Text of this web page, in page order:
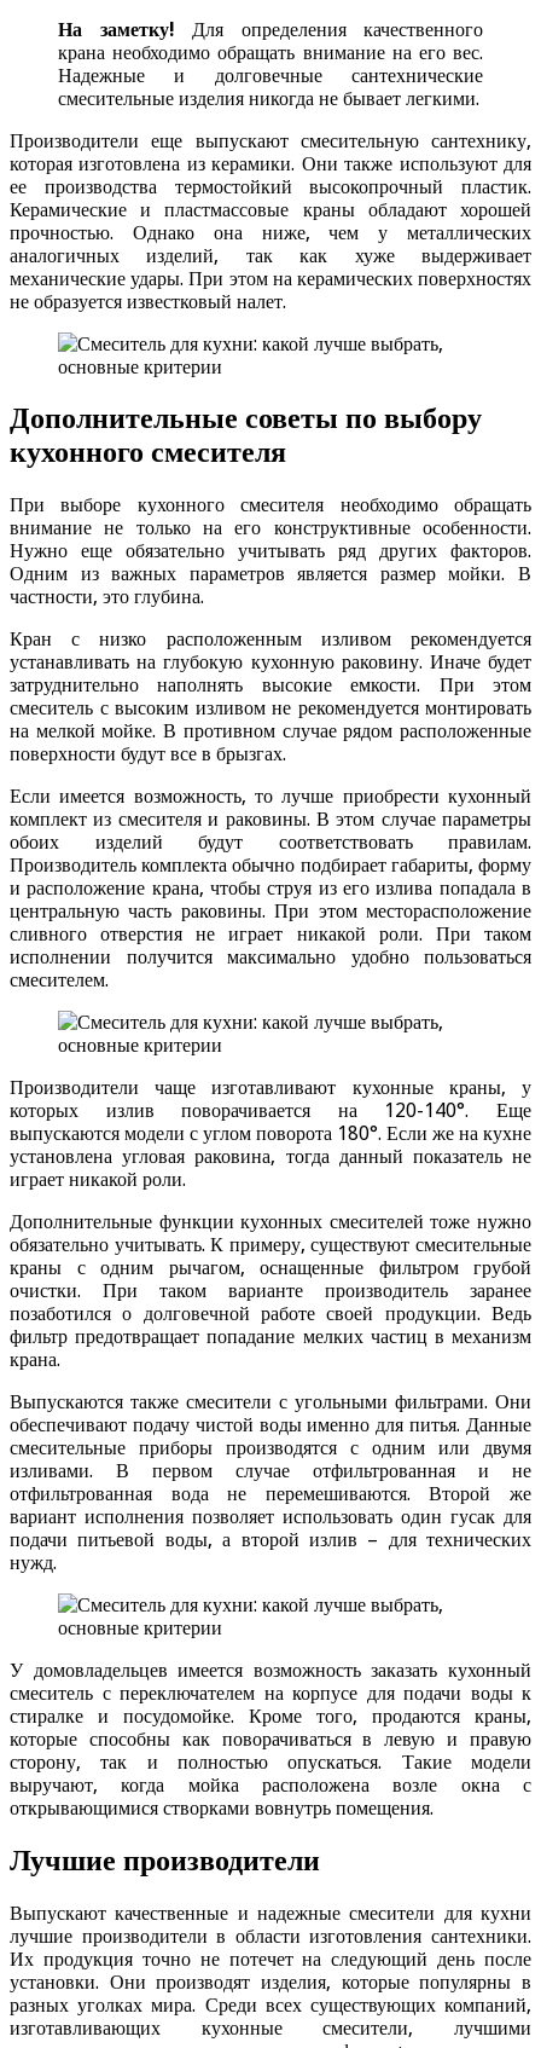
На заметку! Для определения качественного
крана необходимо обращать внимание на его вес.
Надежные и долговечные сантехнические
смесительные изделия никогда не бывает легкими.
Производители еще выпускают смесительную сантехнику,
которая изготовлена из керамики. Они также используют для
ее производства термостойкий высокопрочный пластик.
Керамические и пластмассовые краны обладают хорошей
прочностью. Однако она ниже, чем у металлических
аналогичных изделий, так как хуже выдерживает
механические удары. При этом на керамических поверхностях
не образуется известковый налет.
Дополнительные советы по выбору
кухонного смесителя
При выборе кухонного смесителя необходимо обращать
внимание не только на его конструктивные особенности.
Нужно еще обязательно учитывать ряд других факторов.
Одним из важных параметров является размер мойки. В
частности, это глубина.
Кран с низко расположенным изливом рекомендуется
устанавливать на глубокую кухонную раковину. Иначе будет
затруднительно наполнять высокие емкости. При этом
смеситель с высоким изливом не рекомендуется монтировать
на мелкой мойке. В противном случае рядом расположенные
поверхности будут все в брызгах.
Если имеется возможность, то лучше приобрести кухонный
комплект из смесителя и раковины. В этом случае параметры
обоих изделий будут соответствовать правилам.
Производитель комплекта обычно подбирает габариты, форму
и расположение крана, чтобы струя из его излива попадала в
центральную часть раковины. При этом месторасположение
сливного отверстия не играет никакой роли. При таком
исполнении получится максимально удобно пользоваться
смесителем.
Производители чаще изготавливают кухонные краны, у
которых излив поворачивается на 120-140°. Еще
выпускаются модели с углом поворота 180°. Если же на кухне
установлена угловая раковина, тогда данный показатель не
играет никакой роли.
Дополнительные функции кухонных смесителей тоже нужно
обязательно учитывать. К примеру, существуют смесительные
краны с одним рычагом, оснащенные фильтром грубой
очистки. При таком варианте производитель заранее
позаботился о долговечной работе своей продукции. Ведь
фильтр предотвращает попадание мелких частиц в механизм
крана.
Выпускаются также смесители с угольными фильтрами. Они
обеспечивают подачу чистой воды именно для питья. Данные
смесительные приборы производятся с одним или двумя
изливами. В первом случае отфильтрованная и не
отфильтрованная вода не перемешиваются. Второй же
вариант исполнения позволяет использовать один гусак для
подачи питьевой воды, а второй излив – для технических
нужд.
У домовладельцев имеется возможность заказать кухонный
смеситель с переключателем на корпусе для подачи воды к
стиралке и посудомойке. Кроме того, продаются краны,
которые способны как поворачиваться в левую и правую
сторону, так и полностью опускаться. Такие модели
выручают, когда мойка расположена возле окна с
открывающимися створками вовнутрь помещения.
Лучшие производители
Выпускают качественные и надежные смесители для кухни
лучшие производители в области изготовления сантехники.
Их продукция точно не потечет на следующий день после
установки. Они производят изделия, которые популярны в
разных уголках мира. Среди всех существующих компаний,
изготавливающих кухонные смесители, лучшими